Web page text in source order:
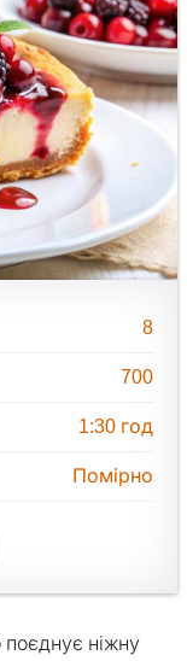
8
700
1:30 год
Помірно
ніжну